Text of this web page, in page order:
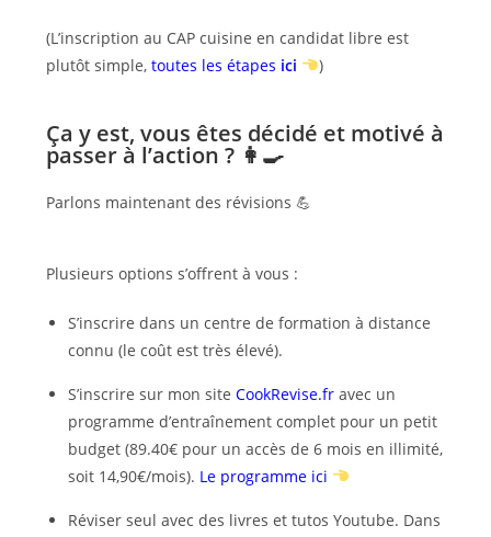
(L’inscription au CAP cuisine en candidat libre est
plutôt simple,toutes les étapes ici )
Ça y est, vous êtes décidé et motivé à
passer à l’action ? 👩‍🍳
Parlons maintenant des révisions 💪
Plusieurs options s’offrent à vous :
S’inscrire dans un centre de formation à distance
connu (le coût est très élevé).
S’inscrire sur mon siteCookRevise.fr avec un
programme d’entraînement complet pour un petit
budget (89.40€ pour un accès de 6 mois en illimité,
soit 14,90€/mois). Le programme ici
Réviser seul avec des livres et tutos Youtube. Dans